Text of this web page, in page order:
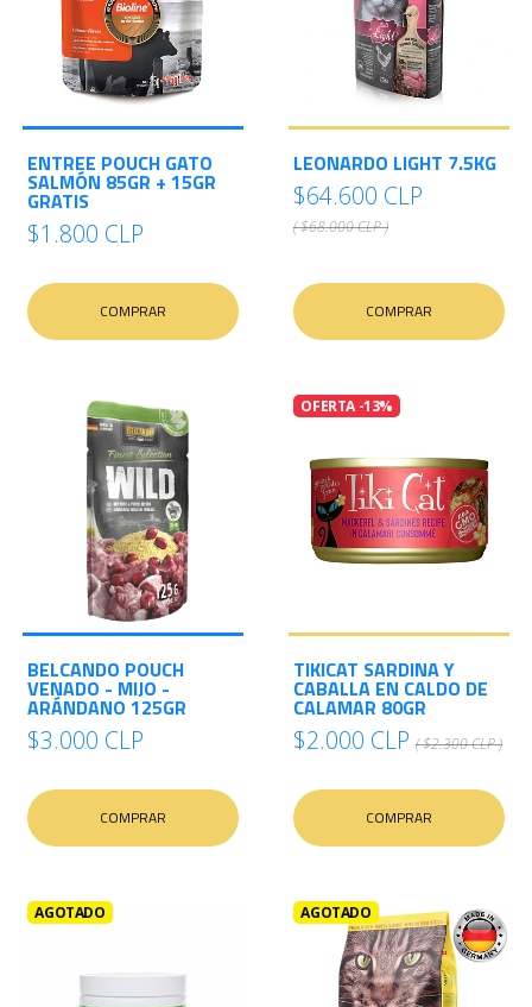
ENTREE POUCH GATO
SALMÓN 85GR + 15GR
GRATIS
$1.800 CLP
COMPRAR
LEONARDO LIGHT 7.5KG
$64.600 CLP
( $68.000 CLP )
COMPRAR
BELCANDO POUCH
VENADO - MIJO -
ARÁNDANO 125GR
$3.000 CLP
COMPRAR
OFERTA -13%
TIKICAT SARDINA Y
CABALLA EN CALDO DE
CALAMAR 80GR
$2.000 CLP ( $2.300 CLP )
COMPRAR
AGOTADO AGOTADO